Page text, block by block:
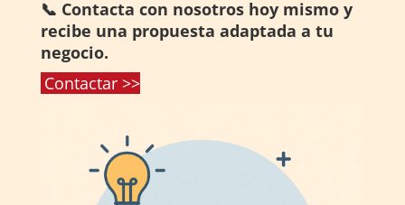
📞 Contacta con nosotros hoy mismo y
recibe una propuesta adaptada a tu
negocio.
Contactar >>